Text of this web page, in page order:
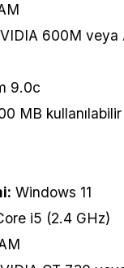
600M veya
9.0c
MB
Windows 11
i5 (2.4 GHz)